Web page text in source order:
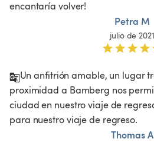
encantaría volver!
Petra M
julio de 2021
Un anfitrión amable, un lugar
proximidad a Bamberg nos
ciudad en nuestro viaje de
para nuestro viaje de regreso.
Thomas A